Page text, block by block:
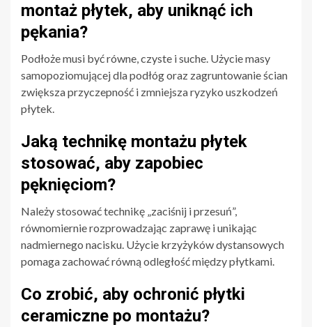
montaż płytek, aby uniknąć ich
pękania?
Podłoże musi być równe, czyste i suche. Użycie masy
samopoziomującej dla podłóg oraz zagruntowanie ścian
zwiększa przyczepność i zmniejsza ryzyko uszkodzeń
płytek.
Jaką technikę montażu płytek
stosować, aby zapobiec
pęknięciom?
Należy stosować technikę „zaciśnij i przesuń”,
równomiernie rozprowadzając zaprawę i unikając
nadmiernego nacisku. Użycie krzyżyków dystansowych
pomaga zachować równą odległość między płytkami.
Co zrobić, aby ochronić płytki
ceramiczne po montażu?